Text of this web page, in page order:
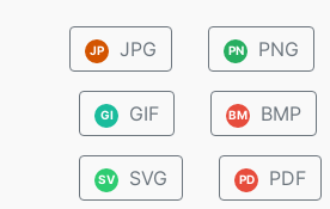
JP JPG PN PNG
GI GIF BM BMP
SV SVG PD PDF